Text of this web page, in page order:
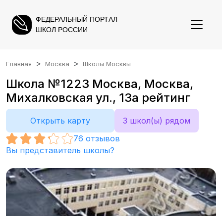
ФЕДЕРАЛЬНЫЙ ПОРТАЛ
ШКОЛ РОССИИ
Главная Москва Школы Москвы
Школа №1223 Москва, Москва,
Михалковская ул., 13а рейтинг
Открыть карту
3 школ(ы) рядом
76 отзывов
Вы представитель школы?